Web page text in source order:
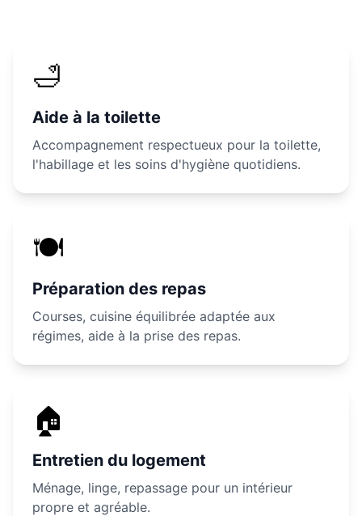
🛁
Aide à la toilette
Accompagnement respectueux pour la toilette,
l'habillage et les soins d'hygiène quotidiens.
🍽️
Préparation des repas
Courses, cuisine équilibrée adaptée aux
régimes, aide à la prise des repas.
🏠
Entretien du logement
Ménage, linge, repassage pour un intérieur
propre et agréable.